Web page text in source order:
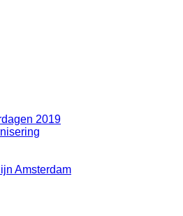
2019
Amsterdam